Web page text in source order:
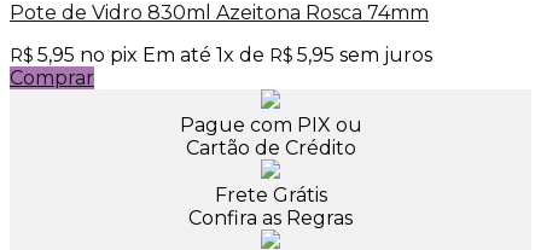
Pote de Vidro 830ml Azeitona Rosca 74mm
R$ 5,95 no pix Em até 1x de R$ 5,95 sem juros
Comprar
Pague com PIX ou
Cartão de Crédito
Frete Grátis
Confira as Regras